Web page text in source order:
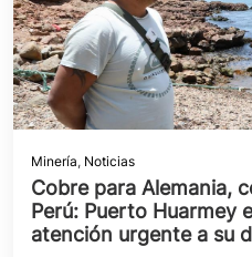
Minería, Noticias
Cobre para Alemania,
Perú: Puerto Huarmey
atención urgente a su